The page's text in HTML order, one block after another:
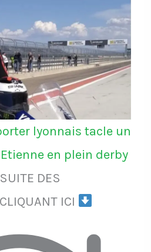
lyonnais tacle un
en plein derby
DES
ICI